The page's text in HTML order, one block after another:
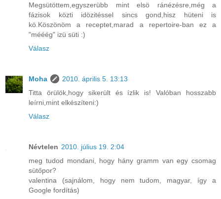
Megsütöttem,egyszerübb mint elsö ránézésre,még a
fázisok közti idözitéssel sincs gond,hisz hüteni is
kö.Köszönöm a receptet,marad a repertoire-ban ez a
"mééég" izü süti :)
Válasz
Moha
2010. április 5. 13:13
Titta örülök,hogy sikerült és ízlik is! Valóban hosszabb
leírni,mint elkészíteni:)
Válasz
Névtelen 2010. július 19. 2:04
meg tudod mondani, hogy hány gramm van egy csomag
sütőpor?
valentina (sajnálom, hogy nem tudom, magyar, így a
Google fordítás)